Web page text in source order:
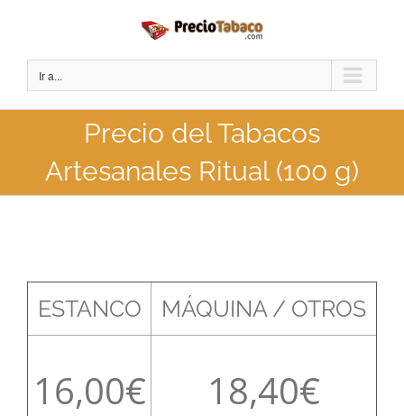
contenido
Ir a...
Precio del Tabacos
Artesanales Ritual (100 g)
ESTANCO MÁQUINA / OTROS
16,00 18,40